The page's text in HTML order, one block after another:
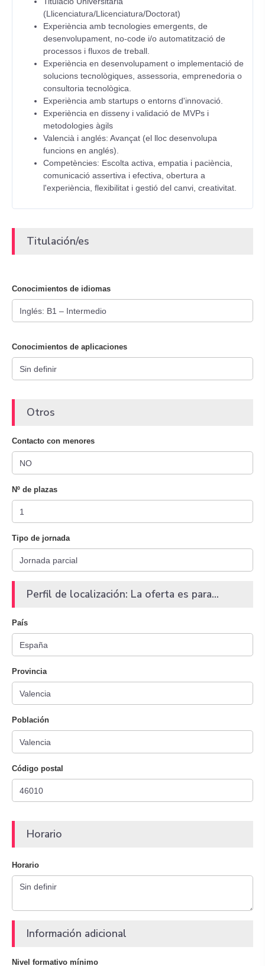
(Llicenciatura/Llicenciatura/Doctorat)
Experiència amb tecnologies emergents, de
desenvolupament, no-code i/o automatització de
processos i fluxos de treball.
Experiència en desenvolupament o implementació de
solucions tecnològiques, assessoria, emprenedoria o
consultoria tecnològica.
Experiència amb startups o entorns d'innovació.
Experiència en disseny i validació de MVPs i
metodologies àgils
Valencià i anglés: Avançat (el lloc desenvolupa
funcions en anglés).
Competències: Escolta activa, empatia i paciència,
comunicació assertiva i efectiva, obertura a
l'experiència, flexibilitat i gestió del canvi, creativitat.
Titulación/es
Conocimientos de idiomas
Conocimientos de aplicaciones
Otros
Contacto con menores
Nº de plazas
Tipo de jornada
Perfil de localización: La oferta es para...
País
Provincia
Población
Código postal
Horario
Horario
Información adicional
Nivel formativo mínimo